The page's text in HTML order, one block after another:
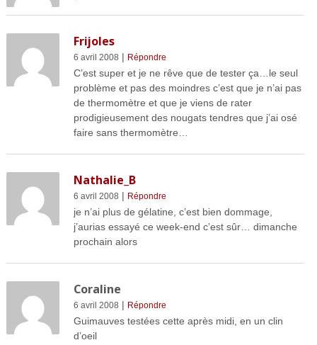
Frijoles
6 avril 2008 | Répondre
C’est super et je ne rêve que de tester ça…le seul
problème et pas des moindres c’est que je n’ai pas
de thermomètre et que je viens de rater
prodigieusement des nougats tendres que j’ai osé
faire sans thermomètre…
Nathalie_B
6 avril 2008 | Répondre
je n’ai plus de gélatine, c’est bien dommage,
j’aurias essayé ce week-end c’est sûr… dimanche
prochain alors
Coraline
6 avril 2008 | Répondre
Guimauves testées cette après midi, en un clin
d’oeil